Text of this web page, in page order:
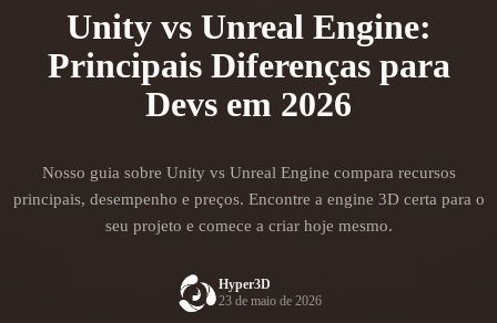
Envie uma imagem e receba
um objeto 3D na hora.
Do prompt de texto ao objeto
3D — na hora.
Gerador De Vídeo IA Gerador De Imagens IA
Gere visuais de alta qualidade
Integre nossa IA criativa ao
seu app ou fluxo de trabalho.
Preços
Recursos
Pesquisa Blog
Unity vs Unreal Engine:
Principais Diferenças para
Devs em 2026
Nosso guia sobre Unity vs Unreal Engine compara recursos
principais, desempenho e preços. Encontre a engine 3D certa para o
seu projeto e comece a criar hoje mesmo.
Hyper3D
23 de maio de 2026